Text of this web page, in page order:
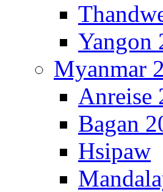
Yangon
Myanmar
Anreise
Bagan
Hsipaw